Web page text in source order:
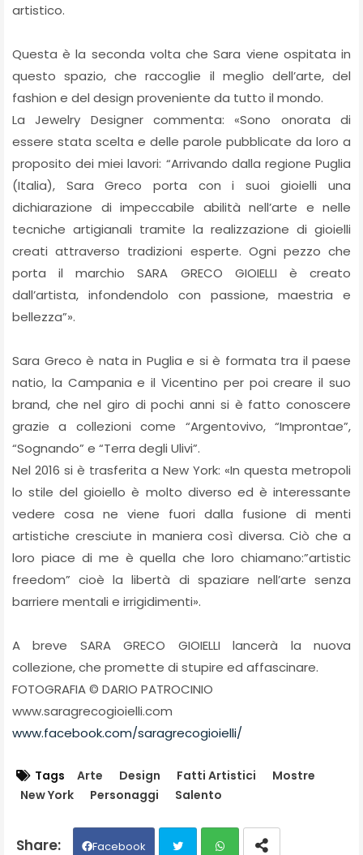
artistico.
Questa è la seconda volta che Sara viene ospitata in
questo spazio, che raccoglie il meglio dell’arte, del
fashion e del design proveniente da tutto il mondo.
La Jewelry Designer commenta: «Sono onorata di
essere stata scelta e delle parole pubblicate da loro a
proposito dei miei lavori: “Arrivando dalla regione Puglia
(Italia), Sara Greco porta con i suoi gioielli una
dichiarazione di impeccabile abilità nell’arte e nelle
tecniche artigianali tramite la realizzazione di gioielli
creati attraverso tradizioni esperte. Ogni pezzo che
porta il marchio SARA GRECO GIOIELLI è creato
dall’artista, infondendolo con passione, maestria e
bellezza”».
Sara Greco è nata in Puglia e si è formata tra il paese
natio, la Campania e il Vicentino per poi creare il suo
brand, che nel giro di pochi anni si è fatto conoscere
grazie a collezioni come “Argentovivo, “Improntae”,
“Sognando” e “Terra degli Ulivi”.
Nel 2016 si è trasferita a New York: «In questa metropoli
lo stile del gioiello è molto diverso ed è interessante
vedere cosa ne viene fuori dalla fusione di menti
artistiche cresciute in maniera così diversa. Ciò che a
loro piace di me è quella che loro chiamano:”artistic
freedom” cioè la libertà di spaziare nell’arte senza
barriere mentali e irrigidimenti».
A breve SARA GRECO GIOIELLI lancerà la nuova
collezione, che promette di stupire ed affascinare.
FOTOGRAFIA © DARIO PATROCINIO
www.saragrecogioielli.com
www.facebook.com/saragrecogioielli/
Tags Arte Design Fatti Artistici
Mostre
New York
Personaggi Salento
Facebook